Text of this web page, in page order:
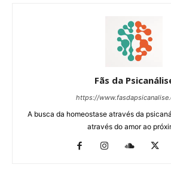
Fãs da
https://
A busca da homeostase através da
através do amor ao